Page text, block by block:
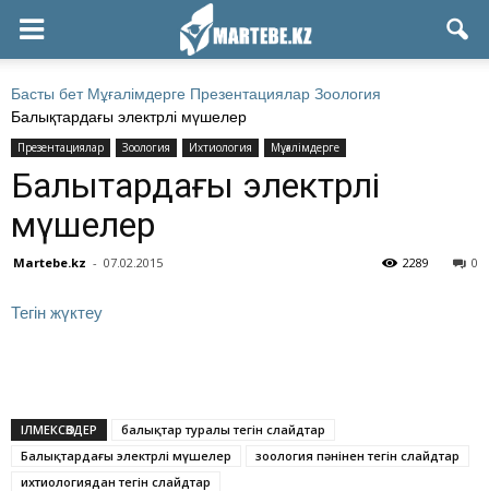
Басты бет Мұғалімдерге Презентациялар Зоология
Балықтардағы электрлі мүшелер
Презентациялар Зоология Ихтиология Мұғалімдерге
Балықтардағы электрлі
мүшелер
Martebe.kz - 07.02.2015 0
2289
Тегін жүктеу
ІЛМЕКСӨЗДЕР
балықтар туралы тегін слайдтар
Балықтардағы электрлі мүшелер
зоология пәнінен тегін слайдтар
ихтиологиядан тегін слайдтар